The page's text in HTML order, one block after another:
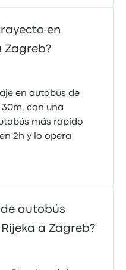
en
Zagreb?
en autobús de
30m, con una
más rápido
2h y lo opera
autobús
a Zagreb?